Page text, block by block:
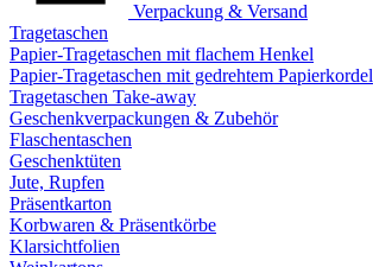
Verpackung & Versand
Tragetaschen
Papier-Tragetaschen mit flachem Henkel
Papier-Tragetaschen mit gedrehtem Papierkordel
Tragetaschen Take-away
Geschenkverpackungen & Zubehör
Flaschentaschen
Geschenktüten
Jute, Rupfen
Präsentkarton
Korbwaren & Präsentkörbe
Klarsichtfolien